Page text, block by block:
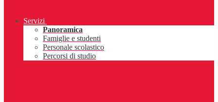
Servizi
Panoramica
Famiglie e studenti
Personale scolastico
Percorsi di studio